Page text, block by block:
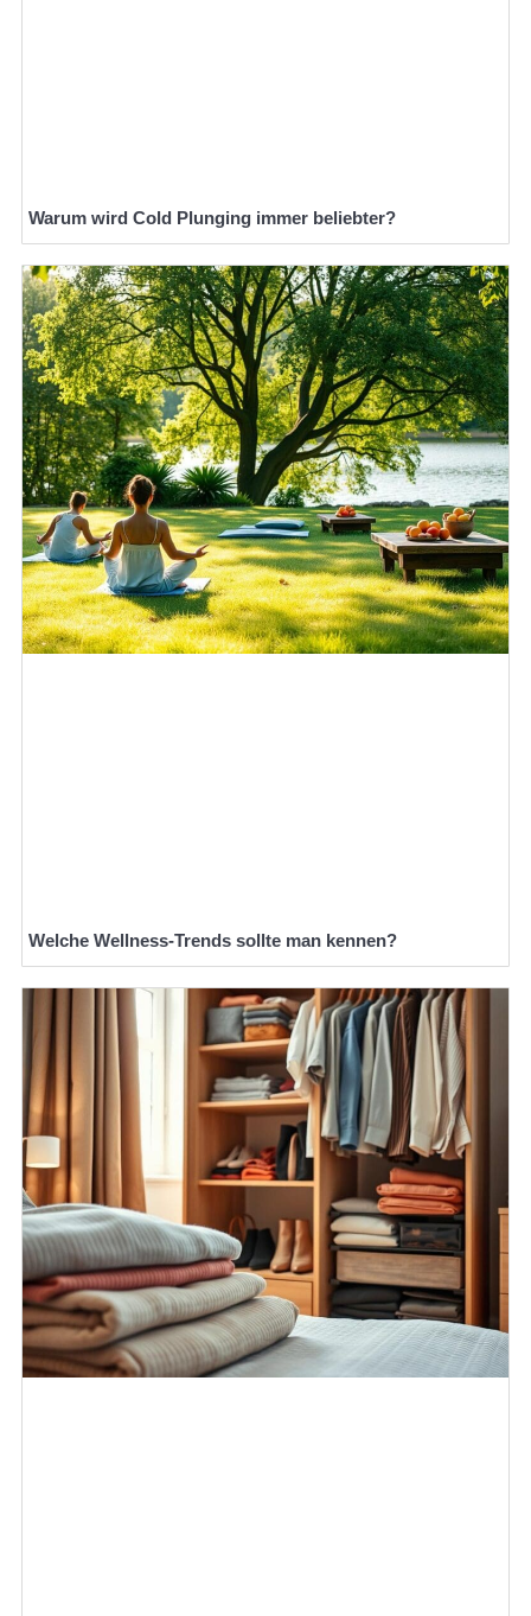
Warum wird Cold Plunging immer beliebter?
Welche Wellness-Trends sollte man kennen?